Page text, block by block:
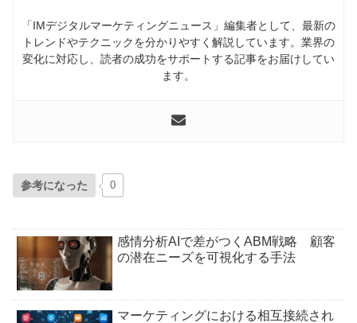
「IMデジタルマーケティングニュース」編集者として、最新の
トレンドやテクニックを分かりやすく解説しています。業界の
変化に対応し、読者の成功をサポートする記事をお届けしてい
ます。
参考になった 0
感情分析AIで差がつくABM戦略 顧客
の潜在ニーズを可視化する手法
マーケティングにおける相互接続され